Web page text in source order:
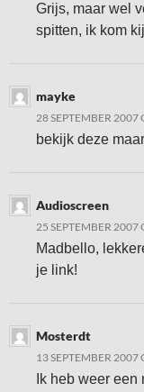
Grijs, maar wel
spitten, ik kom
mayke
28 SEPTEMBER 2007
bekijk deze
Audioscreen
25 SEPTEMBER 2007
Madbello,
je link!
Mosterdt
13 SEPTEMBER 2007
Ik heb weer